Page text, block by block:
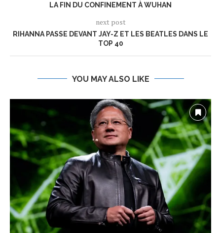
LA FIN DU CONFINEMENT À WUHAN
next post
RIHANNA PASSE DEVANT JAY-Z ET LES BEATLES DANS LE
TOP 40
YOU MAY ALSO LIKE